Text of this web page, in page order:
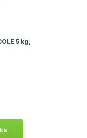
5 kg,